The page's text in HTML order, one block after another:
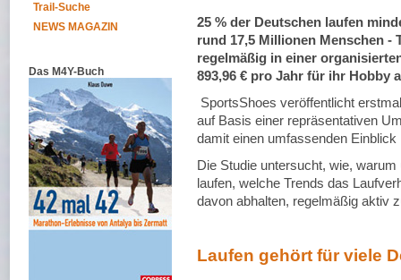
Trail-Suche
NEWS MAGAZIN
Das M4Y-Buch
25 % der Deutschen laufen
rund 17,5 Millionen Menschen -
regelmäßig in einer
893,96 € pro Jahr für ihr Hobby
SportsShoes veröffentlicht
auf Basis einer repräsentativen
damit einen umfassenden
Die Studie untersucht, wie,
laufen, welche Trends das
davon abhalten, regelmäßig aktiv
Laufen gehört für viele